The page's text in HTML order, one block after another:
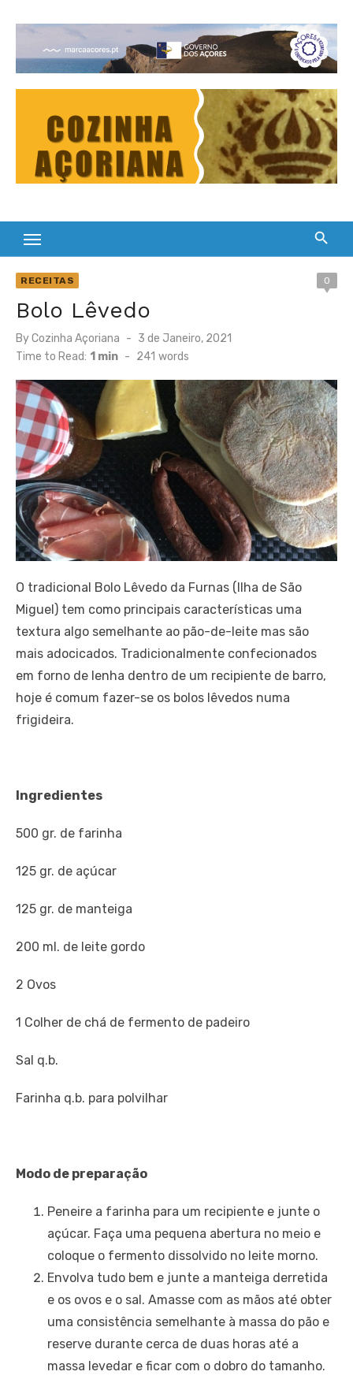
content
Cultura Gastronómica dos Açores
RECEITAS 0
Bolo Lêvedo
ByCozinha Açoriana
Posted
on
3 de Janeiro, 2021
Time to Read: 1 min - 241 words
O tradicional Bolo Lêvedo da Furnas (Ilha de São
Miguel) tem como principais características uma
textura algo semelhante ao pão-de-leite mas são
mais adocicados. Tradicionalmente confecionados
em forno de lenha dentro de um recipiente de barro,
hoje é comum fazer-se os bolos lêvedos numa
frigideira.
Ingredientes
500 gr. de farinha
125 gr. de açúcar
125 gr. de manteiga
200 ml. de leite gordo
2 Ovos
1 Colher de chá de fermento de padeiro
Sal q.b.
Farinha q.b. para polvilhar
Modo de preparação
Peneire a farinha para um recipiente e junte o
açúcar. Faça uma pequena abertura no meio e
coloque o fermento dissolvido no leite morno.
Envolva tudo bem e junte a manteiga derretida
e os ovos e o sal. Amasse com as mãos até obter
uma consistência semelhante à massa do pão e
reserve durante cerca de duas horas até a
massa levedar e ficar com o dobro do tamanho.